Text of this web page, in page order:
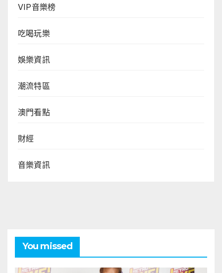
VIP音樂榜
吃喝玩樂
娛樂資訊
潮流特區
澳門看點
財經
音樂資訊
You missed